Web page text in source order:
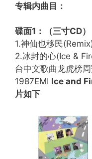
专辑内曲目：
碟面1：（三寸CD）
1.神仙也移民
2.冰封的心(Ice &
台中文歌曲龙虎榜
1987EMI Ice and
片如下